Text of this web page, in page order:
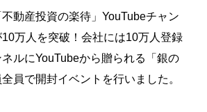
動産投資の楽待」YouTubeチャン
万人を突破！会社には10万人登録
ルにYouTubeから贈られる「銀の
員で開封イベントを行いました。